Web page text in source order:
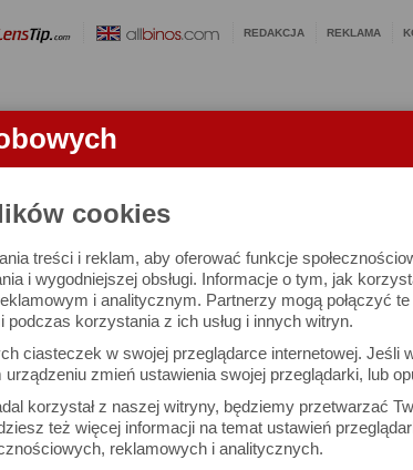
cookies
treści i reklam, aby oferować funkcje
i wygodniejszej obsługi. Informacje o tym, jak
i analitycznym. Partnerzy mogą połączyć
korzystania z ich usług i innych witryn.
ciasteczek w swojej przeglądarce internetowej. Jeśli
zmień ustawienia swojej przeglądarki, lub
korzystał z naszej witryny, będziemy przetwarzać
też więcej informacji na temat ustawień
reklamowych i analitycznych.
REDAKCJA REKLAMA
LORNETKI
w Warszawie